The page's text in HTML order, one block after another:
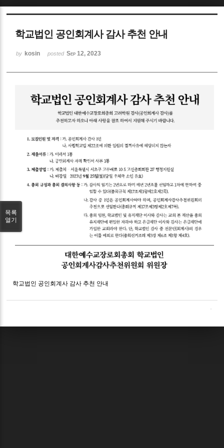
학교법인 공인회계사 감사 추천 안내
by kosin posted Sep 12, 2023
학교법인 공인회계사 감사 추천 안내
목록
열기
Sketchbook5, 스케치북5
Sketchbook5, 스케치북5